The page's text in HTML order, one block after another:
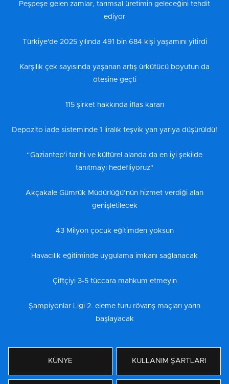
Peşpeşe gelen zamlar, tarımsal üretimin geleceğini tehdit
ediyor
Türkiye'de 2025 yılında 491 bin 684 kişi yaşamını yitirdi
Karşılık çek sayısında yaşanan artış ürkütücü boyutun da
ötesine geçti
115 şirket hakkında iflas kararı
Depozito iade sisteminde 1 liralık teşvik yarı yarıya düşürüldü!
“Gaziantep'i tarihi ve kültürel alanda da en iyi şekilde
tanıtmayı hedefliyoruz"
Akçakale Gümrük Müdürlüğü’nün hizmet verdiği alan
genişletilecek
43 Milyon çocuk eğitimden yoksun
Havacılık eğitiminde uygulama imkanı sağlanacak
Çiftçiyi 3-5 tüccara mahkum etmeyin
Şampiyonlar Ligi 2. eleme turu rövanş maçları yarın
başlayacak
KÜNYE KULLANIM ŞARTLARI